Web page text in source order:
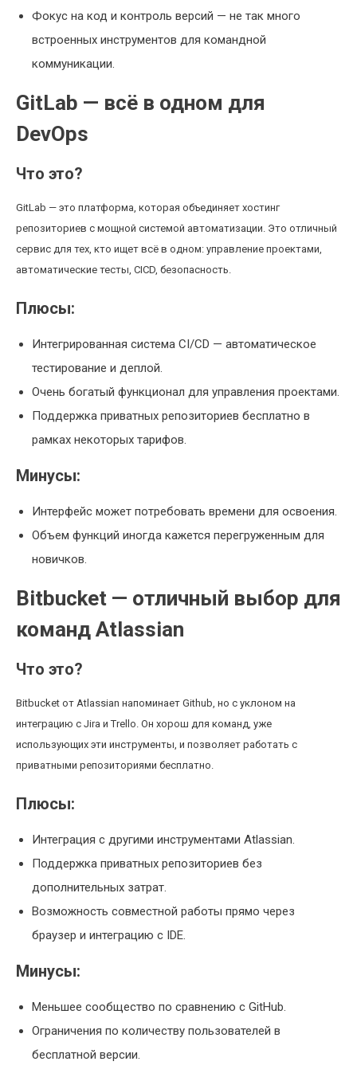
Фокус на код и контроль версий — не так много
встроенных инструментов для командной
коммуникации.
GitLab — всё в одном для
DevOps
Что это?
GitLab — это платформа, которая объединяет хостинг
репозиториев с мощной системой автоматизации. Это отличный
сервис для тех, кто ищет всё в одном: управление проектами,
автоматические тесты, CICD, безопасность.
Плюсы:
Интегрированная система CI/CD — автоматическое
тестирование и деплой.
Очень богатый функционал для управления проектами.
Поддержка приватных репозиториев бесплатно в
рамках некоторых тарифов.
Минусы:
Интерфейс может потребовать времени для освоения.
Объем функций иногда кажется перегруженным для
новичков.
Bitbucket — отличный выбор для
команд Atlassian
Что это?
Bitbucket от Atlassian напоминает Github, но с уклоном на
интеграцию с Jira и Trello. Он хорош для команд, уже
использующих эти инструменты, и позволяет работать с
приватными репозиториями бесплатно.
Плюсы:
Интеграция с другими инструментами Atlassian.
Поддержка приватных репозиториев без
дополнительных затрат.
Возможность совместной работы прямо через
браузер и интеграцию с IDE.
Минусы:
Меньшее сообщество по сравнению с GitHub.
Ограничения по количеству пользователей в
бесплатной версии.